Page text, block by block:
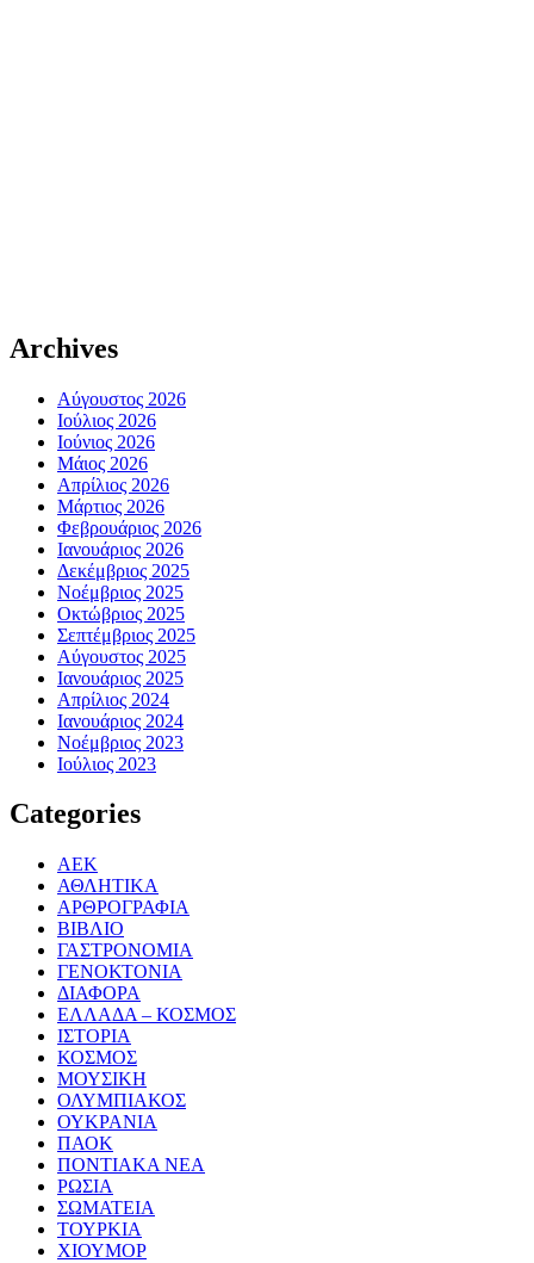
Archives
Αύγουστος 2026
Ιούλιος 2026
Ιούνιος 2026
Μάιος 2026
Απρίλιος 2026
Μάρτιος 2026
Φεβρουάριος 2026
Ιανουάριος 2026
Δεκέμβριος 2025
Νοέμβριος 2025
Οκτώβριος 2025
Σεπτέμβριος 2025
Αύγουστος 2025
Ιανουάριος 2025
Απρίλιος 2024
Ιανουάριος 2024
Νοέμβριος 2023
Ιούλιος 2023
Categories
ΑΕΚ
ΑΘΛΗΤΙΚΑ
ΑΡΘΡΟΓΡΑΦΙΑ
ΒΙΒΛΙΟ
ΓΑΣΤΡΟΝΟΜΙΑ
ΓΕΝΟΚΤΟΝΙΑ
ΔΙΑΦΟΡΑ
ΕΛΛΑΔΑ – ΚΟΣΜΟΣ
ΙΣΤΟΡΙΑ
ΚΟΣΜΟΣ
ΜΟΥΣΙΚΗ
ΟΛΥΜΠΙΑΚΟΣ
ΟΥΚΡΑΝΙΑ
ΠΑΟΚ
ΠΟΝΤΙΑΚΑ ΝΕΑ
ΡΩΣΙΑ
ΣΩΜΑΤΕΙΑ
ΤΟΥΡΚΙΑ
ΧΙΟΥΜΟΡ